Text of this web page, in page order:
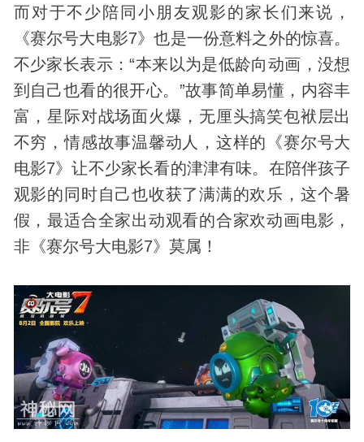
而对于不少陪同小朋友观影的家长们来说，
《赛尔号大电影7》也是一份意料之外的惊喜。
不少家长表示：“本来以为是低龄向动画，没想
到自己也看的很开心。”故事简单易懂，内容丰
富，星际对战场面火爆，无厘头搞笑包袱层出
不穷，情感故事温馨动人，这样的《赛尔号大
电影7》让不少家长看的津津有味。在陪伴孩子
观影的同时自己也收获了满满的欢乐，这个暑
假，最适合全家出动观看的合家欢动画电影，
非《赛尔号大电影7》莫属！